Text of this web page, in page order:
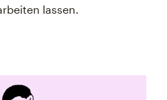
lassen.